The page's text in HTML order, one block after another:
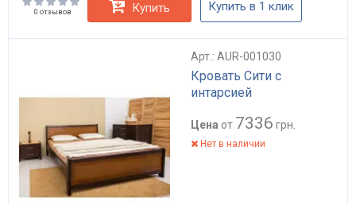
0 отзывов Купить Купить в 1 клик
Арт.: AUR-001030
Кровать Сити с
интарсией
Цена от 7336 грн.
Нет в наличии